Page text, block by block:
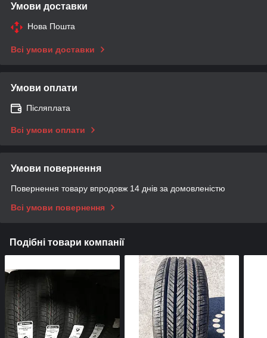
Умови доставки
Нова Пошта
Всі умови доставки
Умови оплати
Післяплата
Всі умови оплати
Умови повернення
Повернення товару впродовж 14 днів за домовленістю
Всі умови повернення
Подібні товари компанії